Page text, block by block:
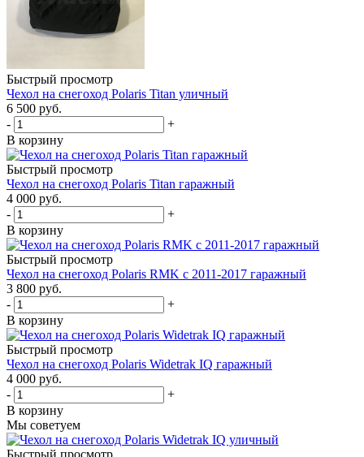
Быстрый просмотр
Чехол на снегоход Polaris Titan уличный
6 500 руб.
-
+
В корзину
Быстрый просмотр
Чехол на снегоход Polaris Titan гаражный
4 000 руб.
-
+
В корзину
Быстрый просмотр
Чехол на снегоход Polaris RMK с 2011-2017 гаражный
3 800 руб.
-
+
В корзину
Быстрый просмотр
Чехол на снегоход Polaris Widetrak IQ гаражный
4 000 руб.
-
+
В корзину
Мы советуем
Быстрый просмотр